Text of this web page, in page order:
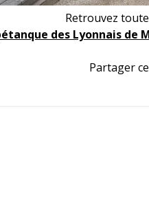
Retrouvez
des Lyonnais de
Partager